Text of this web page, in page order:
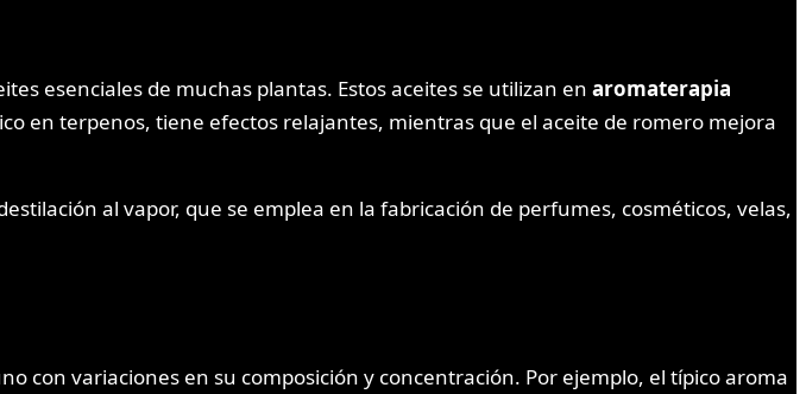
esenciales de muchas plantas. Estos aceites se utilizan en aromaterapia
en terpenos, tiene efectos relajantes, mientras que el aceite de romero mejora
al vapor, que se emplea en la fabricación de perfumes, cosméticos, velas,
con variaciones en su composición y concentración. Por ejemplo, el típico aroma